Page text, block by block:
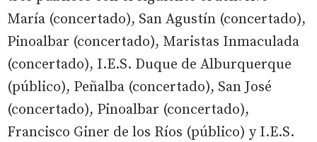
María (concertado), San Agustín (concertado),
Pinoalbar (concertado), Maristas Inmaculada
(concertado), I.E.S. Duque de Alburquerque
(público), Peñalba (concertado), San José
(concertado), Pinoalbar (concertado),
Francisco Giner de los Ríos (público) y I.E.S.